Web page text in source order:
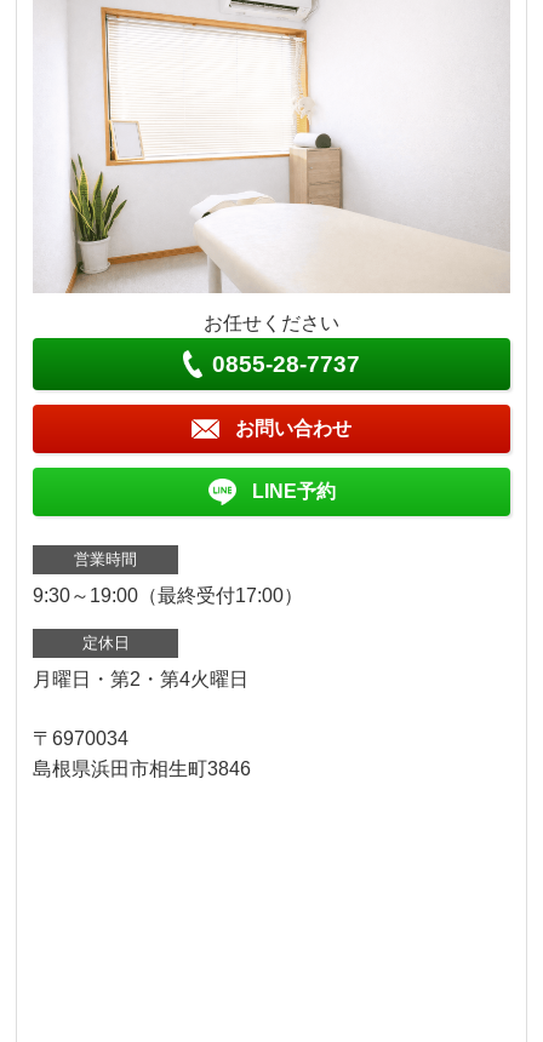
お任せください
0855-28-7737
お問い合わせ
LINE予約
営業時間
9:30～19:00（最終受付17:00）
定休日
月曜日・第2・第4火曜日
〒6970034
島根県浜田市相生町3846